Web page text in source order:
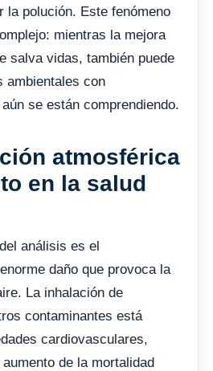
la polución. Este fenómeno
mientras la mejora
salva vidas, también puede
ambientales con
se están comprendiendo.
atmosférica
en la salud
análisis es el
daño que provoca la
La inhalación de
contaminantes está
cardiovasculares,
de la mortalidad